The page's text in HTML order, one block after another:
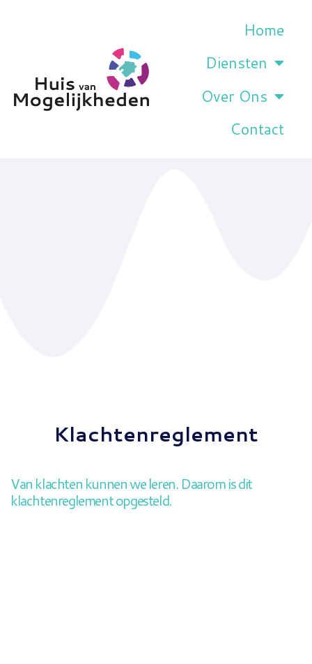
Home
Diensten
Over Ons
Contact
Klachtenreglement
Van klachten kunnen we leren. Daarom is dit
klachtenreglement opgesteld.